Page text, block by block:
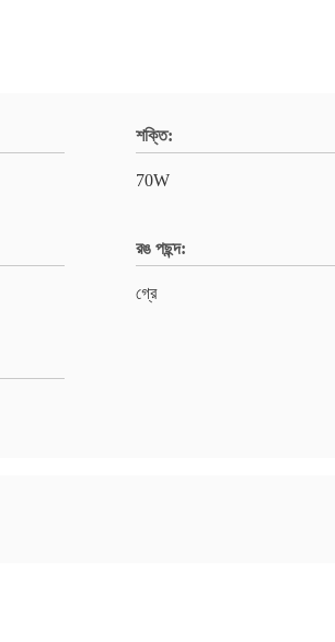
শক্তি:
70W
রঙ পছন্দ:
গ্রে